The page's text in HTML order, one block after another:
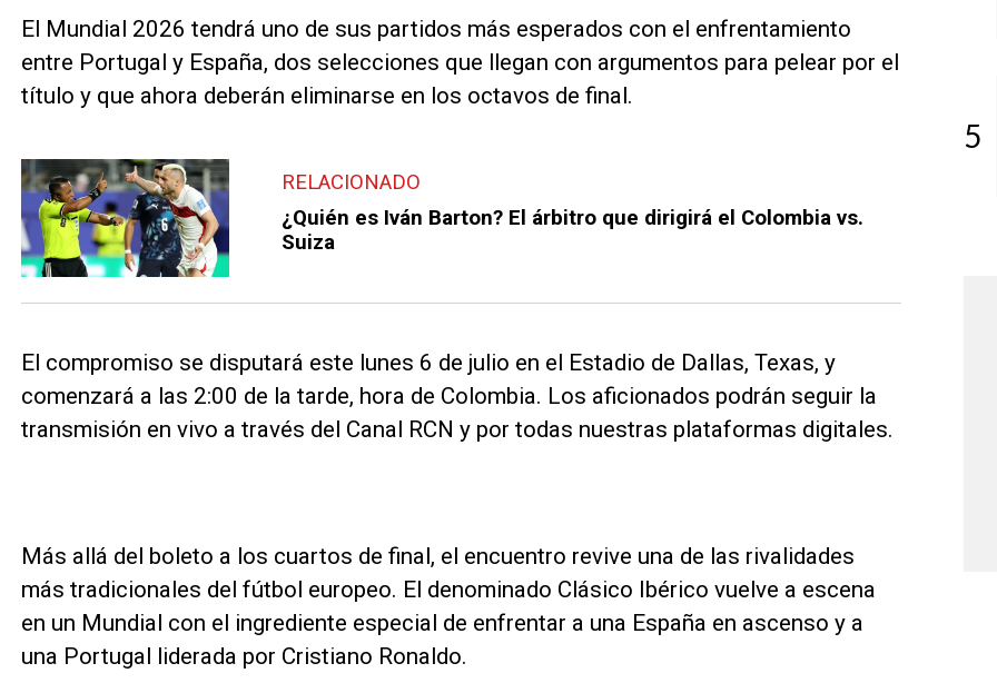
El Mundial 2026 tendrá uno de sus partidos más esperados con el enfrentamiento
entre Portugal y España, dos selecciones que llegan con argumentos para pelear por el
título y que ahora deberán eliminarse en los octavos de final.
RELACIONADO
¿Quién es Iván Barton? El árbitro que dirigirá el Colombia vs.
Suiza
El compromiso se disputará este lunes 6 de julio en el Estadio de Dallas, Texas, y
comenzará a las 2:00 de la tarde, hora de Colombia. Los aficionados podrán seguir la
transmisión en vivo a través del Canal RCN y por todas nuestras plataformas digitales.
Más allá del boleto a los cuartos de final, el encuentro revive una de las rivalidades
más tradicionales del fútbol europeo. El denominado Clásico Ibérico vuelve a escena
en un Mundial con el ingrediente especial de enfrentar a una España en ascenso y a
una Portugal liderada por Cristiano Ronaldo.
5